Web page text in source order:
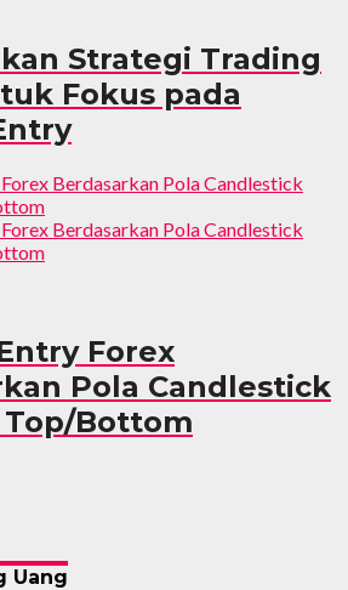
Strategi Trading
Fokus pada
Forex
Pola Candlestick
Bottom
Uang